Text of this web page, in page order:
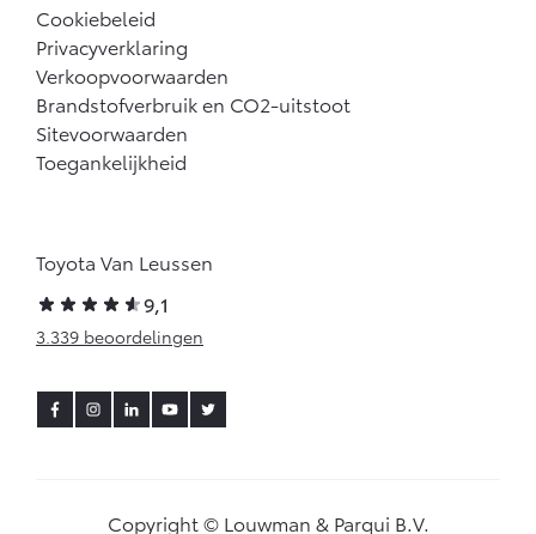
Vanaf € 46.301,-
Land Cruiser (excl. BTW)
Cookiebeleid
Privacyverklaring
Verkoopvoorwaarden
Brandstofverbruik en CO2-uitstoot
Sitevoorwaarden
Toegankelijkheid
Toyota Van Leussen
9,1
3.339 beoordelingen
Copyright © Louwman & Parqui B.V.